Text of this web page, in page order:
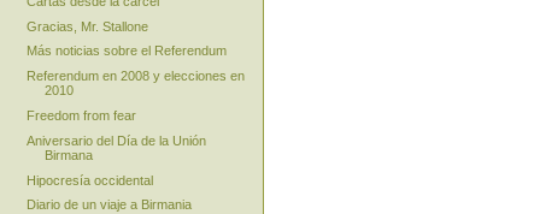
Gracias, Mr. Stallone
Más noticias sobre el Referendum
Referendum en 2008 y elecciones en
2010
Freedom from fear
Aniversario del Día de la Unión
Birmana
Hipocresía occidental
Diario de un viaje a Birmania